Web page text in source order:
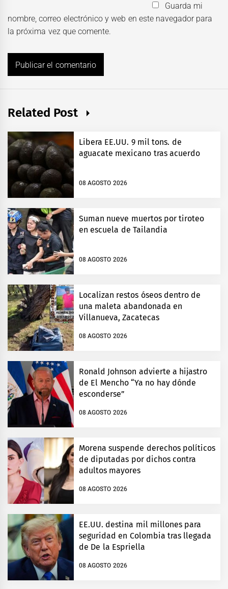
Guarda mi
nombre, correo electrónico y web en este navegador para
la próxima vez que comente.
Related Post
Libera EE.UU. 9 mil tons. de
aguacate mexicano tras acuerdo
08 AGOSTO 2026
Suman nueve muertos por tiroteo
en escuela de Tailandia
08 AGOSTO 2026
Localizan restos óseos dentro de
una maleta abandonada en
Villanueva, Zacatecas
08 AGOSTO 2026
Ronald Johnson advierte a hijastro
de El Mencho “Ya no hay dónde
esconderse”
08 AGOSTO 2026
Morena suspende derechos políticos
de diputadas por dichos contra
adultos mayores
08 AGOSTO 2026
EE.UU. destina mil millones para
seguridad en Colombia tras llegada
de De la Espriella
08 AGOSTO 2026